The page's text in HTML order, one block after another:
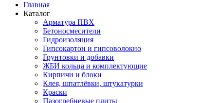
Главная
Каталог
Арматура ПВХ
Бетоносмесители
Гидроизоляция
Гипсокартон и гипсоволокно
Грунтовки и добавки
ЖБИ кольца и комплектующие
Кирпичи и блоки
Клея, шпатлёвки, штукатурки
Краски
Пазогребневые плиты